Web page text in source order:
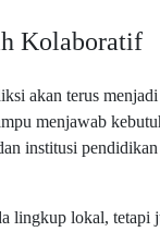
Kolaboratif
akan terus
menjawab
institusi
lingkup lokal, tetapi